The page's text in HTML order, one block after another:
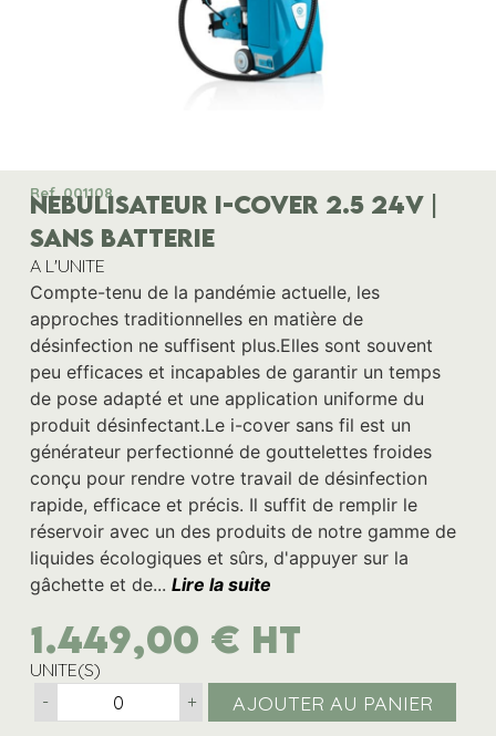
Ref. 001108
NEBULISATEUR I-COVER 2.5 24V |
SANS BATTERIE
A L'UNITE
Compte-tenu de la pandémie actuelle, les
approches traditionnelles en matière de
désinfection ne suffisent plus.Elles sont souvent
peu efficaces et incapables de garantir un temps
de pose adapté et une application uniforme du
produit désinfectant.Le i-cover sans fil est un
générateur perfectionné de gouttelettes froides
conçu pour rendre votre travail de désinfection
rapide, efficace et précis. Il suffit de remplir le
réservoir avec un des produits de notre gamme de
liquides écologiques et sûrs, d'appuyer sur la
gâchette et de... Lire la suite
1.449,00 € HT
UNITE(S)
-
+ AJOUTER AU PANIER